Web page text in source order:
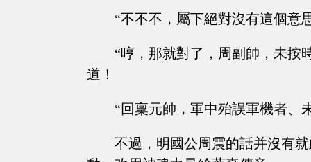
“不不不，屬下絕對沒有這個意
“哼，那就對了，周副帥，未按
道！
“回稟元帥，軍中殆誤軍機者、
不過，明國公周震的話并沒有